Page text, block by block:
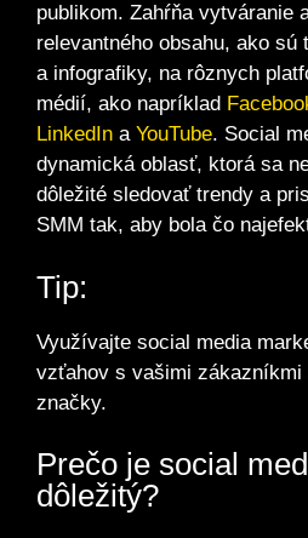
publikom. Zahŕňa vytváranie
relevantného obsahu, ako sú
a infografiky, na rôznych
médií, ako napríklad
LinkedIn a YouTube. Social
dynamická oblasť, ktorá sa
dôležité sledovať trendy a
SMM tak, aby bola čo
Tip:
Využívajte social media
vzťahov s vašimi zákazníkmi
značky.
Prečo je social
dôležitý?